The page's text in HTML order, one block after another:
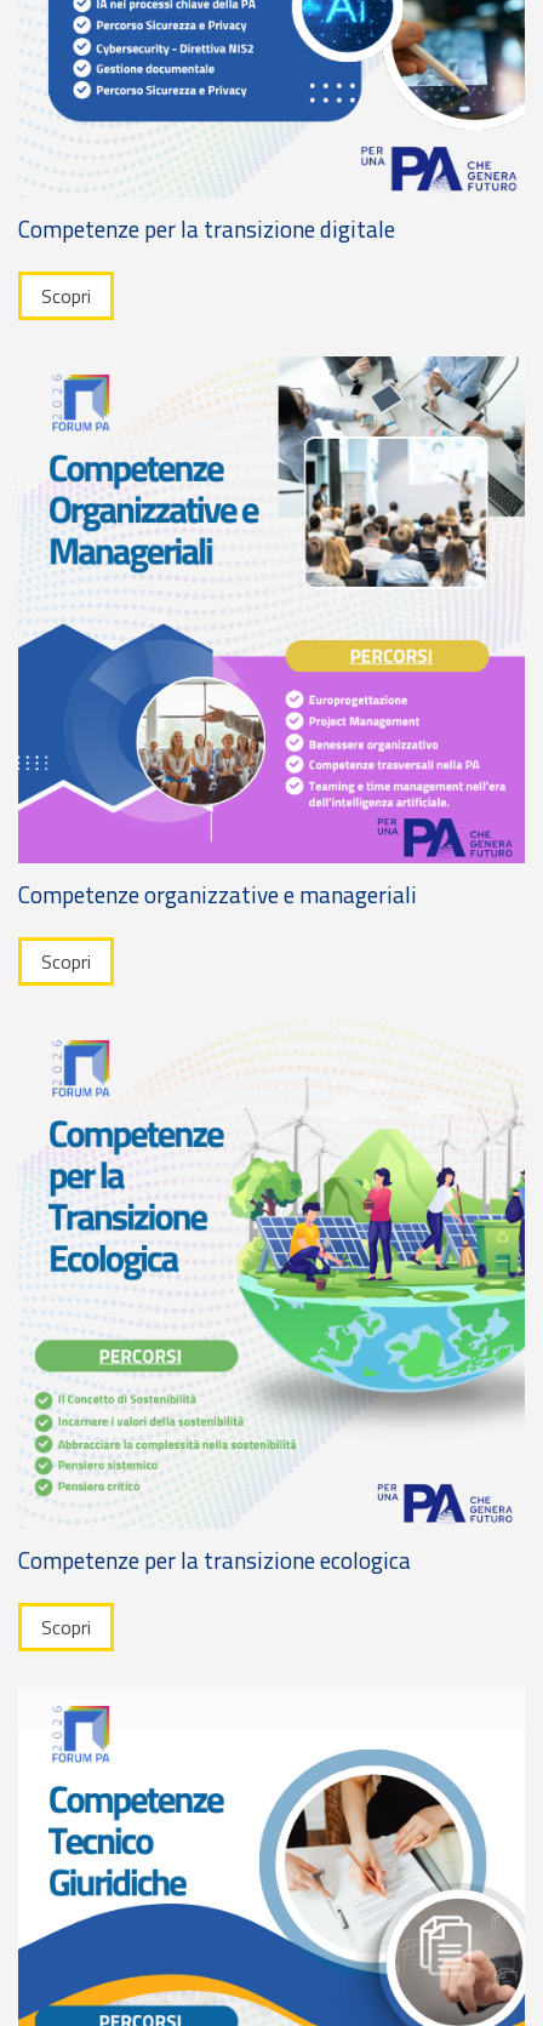
Scopri
Scopri
Scopri